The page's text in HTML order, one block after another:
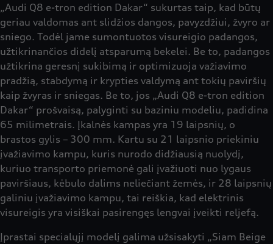
„Audi Q8 e-tron edition Dakar“ sukurtas taip, kad būtų
geriau valdomas ant slidžios dangos, pavyzdžiui, žvyro ar
sniego. Todėl jame sumontuotos visureigio padangos,
užtikrinančios didelį atsparumą bekelei. Be to, padangos
užtikrina geresnį sukibimą ir optimizuoja važiavimo
pradžią, stabdymą ir krypties valdymą ant tokių paviršių
kaip žvyras ir sniegas. Be to, jos „Audi Q8 e-tron edition
Dakar“ prošvaisą, palyginti su baziniu modeliu, padidina
65 milimetrais. Įkalnės kampas yra 19 laipsnių, o
brastos gylis – 300 mm. Kartu su 21 laipsnio priekiniu
įvažiavimo kampu, kuris nurodo didžiausią nuolydį,
kuriuo transporto priemonė gali įvažiuoti nuo lygaus
paviršiaus, kėbulo dalims neliečiant žemės, ir 28 laipsnių
galiniu įvažiavimo kampu, tai reiškia, kad elektrinis
visureigis yra visiškai pasirengęs lengvai įveikti reljefą.
Įprastai specialųjį modelį galima užsisakyti „Siam Beige